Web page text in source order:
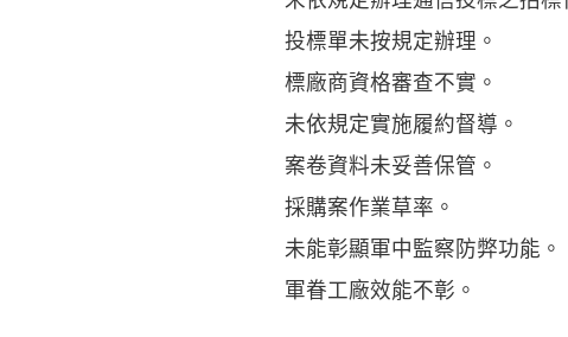
投標單未按規定辦理。
標廠商資格審查不實。
未依規定實施履約督導。
案卷資料未妥善保管。
採購案作業草率。
未能彰顯軍中監察防弊功能。
軍眷工廠效能不彰。